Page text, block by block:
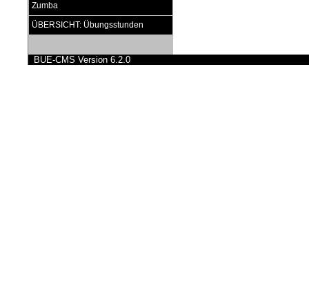
Zumba
ÜBERSICHT: Übungsstunden
BUE-CMS Version 6.2.0